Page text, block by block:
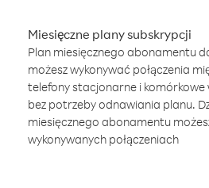
Miesięczne plany subskrypcji
Plan miesięcznego abonamentu
możesz wykonywać połączenia
telefony stacjonarne i komórkowe
bez potrzeby odnawiania planu.
miesięcznego abonamentu
wykonywanych połączeniach